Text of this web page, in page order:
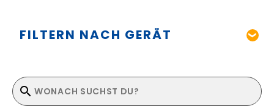
FILTERN NACH GERÄT